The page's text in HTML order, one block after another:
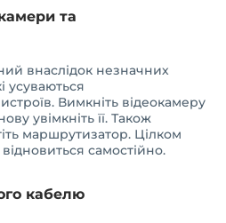
та
внаслідок незначних
усуваються
Вимкніть відеокамеру
увімкніть її. Також
маршрутизатор. Цілком
самостійно.
кабелю